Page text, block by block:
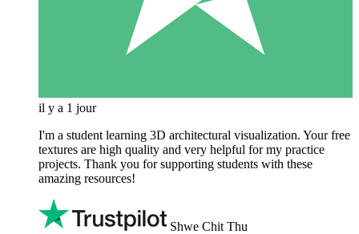
il y a 1 jour
I'm a student learning 3D architectural visualization. Your free
textures are high quality and very helpful for my practice
projects. Thank you for supporting students with these
amazing resources!
Shwe Chit Thu